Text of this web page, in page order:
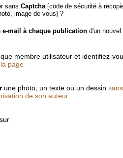
sans Captcha [code de sécurité à
image de vous] ?
e-mail à chaque publication d'un nouvel
membre utilisateur et identifiez-
page
une photo, un texte ou un dessin sans
de son auteur.